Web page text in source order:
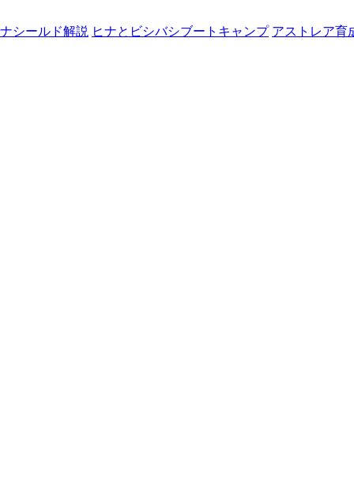
シールド解説 ヒナとビシバシブートキャンプ アストレア育